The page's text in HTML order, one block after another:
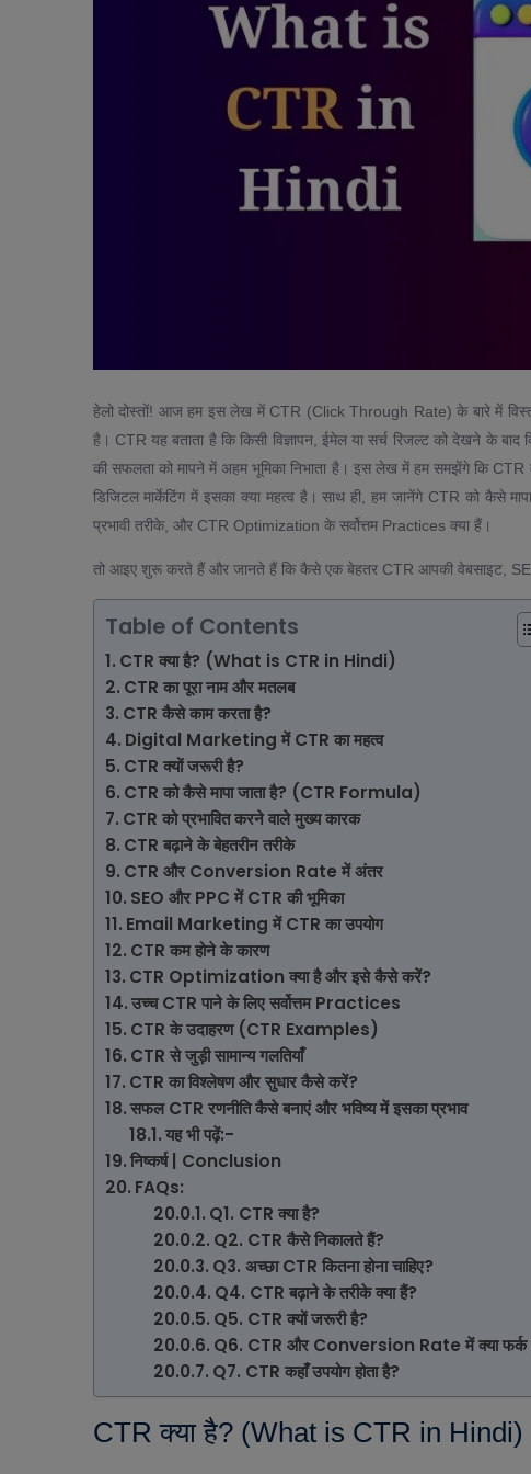
हेलो दोस्तों! आज हम इस लेख में CTR (Click Through Rate) के बारे में
है। CTR यह बताता है कि किसी विज्ञापन, ईमेल या सर्च रिजल्ट को देखने के
की सफलता को मापने में अहम भूमिका निभाता है। इस लेख में हम समझेंगे कि
डिजिटल मार्केटिंग में इसका क्या महत्व है। साथ ही, हम जानेंगे CTR को कैसे
प्रभावी तरीके, और CTR Optimization के सर्वोत्तम Practices क्या हैं।
तो आइए शुरू करते हैं और जानते हैं कि कैसे एक बेहतर CTR आपकी वेबसाइट,
Table of Contents
CTR क्या है? (What is CTR in Hindi)
CTR का पूरा नाम और मतलब
CTR कैसे काम करता है?
Digital Marketing में CTR का महत्व
CTR क्यों जरूरी है?
CTR को कैसे मापा जाता है? (CTR Formula)
CTR को प्रभावित करने वाले मुख्य कारक
CTR बढ़ाने के बेहतरीन तरीके
CTR और Conversion Rate में अंतर
SEO और PPC में CTR की भूमिका
Email Marketing में CTR का उपयोग
CTR कम होने के कारण
CTR Optimization क्या है और इसे कैसे करें?
उच्च CTR पाने के लिए सर्वोत्तम Practices
CTR के उदाहरण (CTR Examples)
CTR से जुड़ी सामान्य गलतियाँ
CTR का विश्लेषण और सुधार कैसे करें?
सफल CTR रणनीति कैसे बनाएं और भविष्य में इसका प्रभाव
यह भी पढ़ें:-
निष्कर्ष | Conclusion
FAQs:
Q1. CTR क्या है?
Q2. CTR कैसे निकालते हैं?
Q3. अच्छा CTR कितना होना चाहिए?
Q4. CTR बढ़ाने के तरीके क्या हैं?
Q5. CTR क्यों जरूरी है?
Q6. CTR और Conversion Rate में क्या फर्क
Q7. CTR कहाँ उपयोग होता है?
CTR क्या है? (What is CTR in Hindi)